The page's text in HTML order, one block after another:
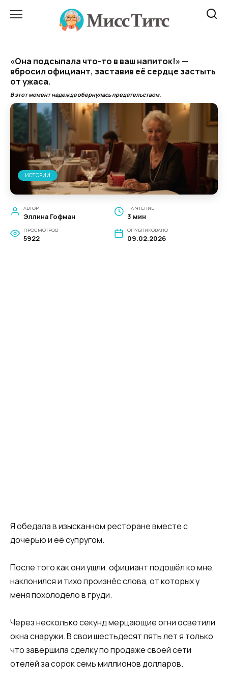
«Она подсыпала что-то в ваш напиток!» —
вбросил официант, заставив её сердце застыть
от ужаса.
В этот момент надежда обернулась предательством.
ИСТОРИИ
АВТОР
Эллина Гофман
НА ЧТЕНИЕ
3 мин
ПРОСМОТРОВ
5922
ОПУБЛИКОВАНО
09.02.2026
Я обедала в изысканном ресторане вместе с
дочерью и её супругом.
После того как они ушли, официант подошёл ко мне,
наклонился и тихо произнёс слова, от которых у
меня похолодело в груди.
Через несколько секунд мерцающие огни осветили
окна снаружи. В свои шестьдесят пять лет я только
что завершила сделку по продаже своей сети
отелей за сорок семь миллионов долларов.